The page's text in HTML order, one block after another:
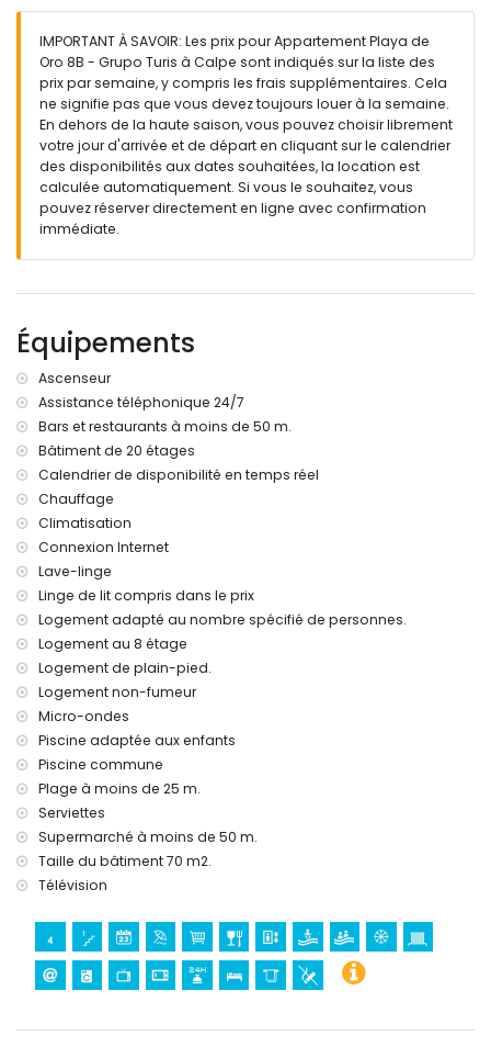
IMPORTANT À SAVOIR: Les prix pour Appartement Playa de
Oro 8B - Grupo Turis à Calpe sont indiqués sur la liste des
prix par semaine, y compris les frais supplémentaires. Cela
ne signifie pas que vous devez toujours louer à la semaine.
En dehors de la haute saison, vous pouvez choisir librement
votre jour d'arrivée et de départ en cliquant sur le calendrier
des disponibilités aux dates souhaitées, la location est
calculée automatiquement. Si vous le souhaitez, vous
pouvez réserver directement en ligne avec confirmation
immédiate.
Équipements
Ascenseur
Assistance téléphonique 24/7
Bars et restaurants à moins de 50 m.
Bâtiment de 20 étages
Calendrier de disponibilité en temps réel
Chauffage
Climatisation
Connexion Internet
Lave-linge
Linge de lit compris dans le prix
Logement adapté au nombre spécifié de personnes.
Logement au 8 étage
Logement de plain-pied.
Logement non-fumeur
Micro-ondes
Piscine adaptée aux enfants
Piscine commune
Plage à moins de 25 m.
Serviettes
Supermarché à moins de 50 m.
Taille du bâtiment 70 m2.
Télévision